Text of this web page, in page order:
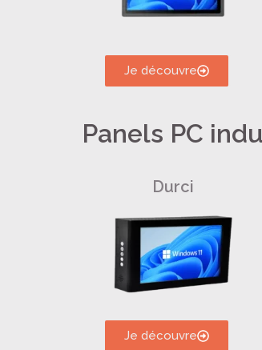
Je découvre
Panels PC
Durci
Je découvre